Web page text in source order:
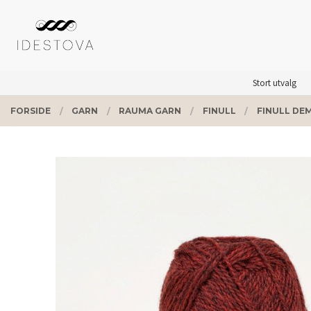
innholdet
Stort utvalg
PRODUKTER
FORSIDE GARN RAUMA GARN FINULL FINULL